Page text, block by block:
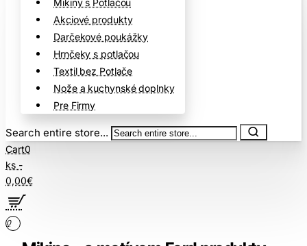
Akciové produkty
Darčekové poukážky
Hrnčeky s potlačou
Textil bez Potlače
Nože a kuchynské doplnky
Pre Firmy
Search entire store...
Cart0
ks -
0,00€
0